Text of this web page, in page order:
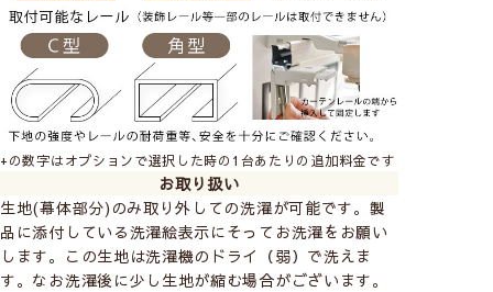
+の数字はオプションで選択した時の1台あたりの追加料金です
お取り扱い
生地(幕体部分)のみ取り外しての洗濯が可能です。製
品に添付している洗濯絵表示にそってお洗濯をお願い
します。この生地は洗濯機のドライ（弱）で洗えま
す。なお洗濯後に少し生地が縮む場合がございます。